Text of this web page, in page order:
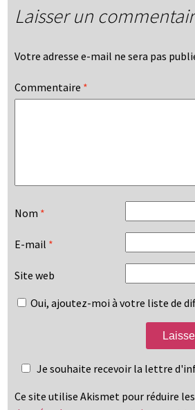
Laisser un
Votre adresse e-mail ne sera pas
Commentaire *
Nom *
E-mail *
Site web
Oui, ajoutez-moi à votre liste de
Je souhaite recevoir la lettre
Ce site utilise Akismet pour réduire